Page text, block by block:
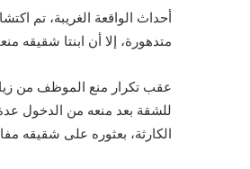
أحداث الواقعة الغريبة، تم
متدهورة، إلا أن ابنتا
عقب تكرار منع الموظف من
للشقة بعد منعه من الدخول
الكارثة، بعثوره على شقيقه